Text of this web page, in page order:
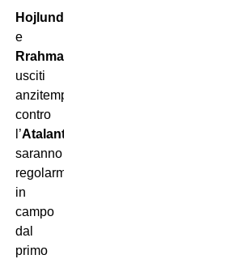
Hojlund
e
Rrahmani
usciti
anzitempo
contro
l’Atalanta
saranno
regolarmente
in
campo
dal
primo